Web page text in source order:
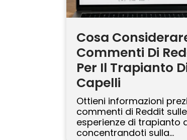
Cosa
Commenti Di
Per Il Trapianto
Capelli
Ottieni informazioni
commenti di Reddit sulle
esperienze di trapianto
concentrandoti sulla